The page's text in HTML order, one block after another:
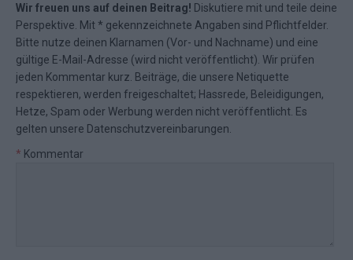
Wir freuen uns auf deinen Beitrag! Diskutiere mit und teile deine
Perspektive. Mit * gekennzeichnete Angaben sind Pflichtfelder.
Bitte nutze deinen Klarnamen (Vor- und Nachname) und eine
gültige E-Mail-Adresse (wird nicht veröffentlicht). Wir prüfen
jeden Kommentar kurz. Beiträge, die unsere Netiquette
respektieren, werden freigeschaltet; Hassrede, Beleidigungen,
Hetze, Spam oder Werbung werden nicht veröffentlicht. Es
gelten unsere Datenschutzvereinbarungen
* Kommentar